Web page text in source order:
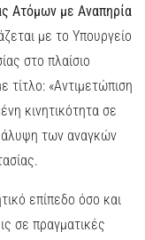
Ατόμων με Αναπηρία
με το Υπουργείο
στο πλαίσιο
τίτλο: «Αντιμετώπιση
κινητικότητα σε
των αναγκών
επίπεδο όσο και
σε πραγματικές